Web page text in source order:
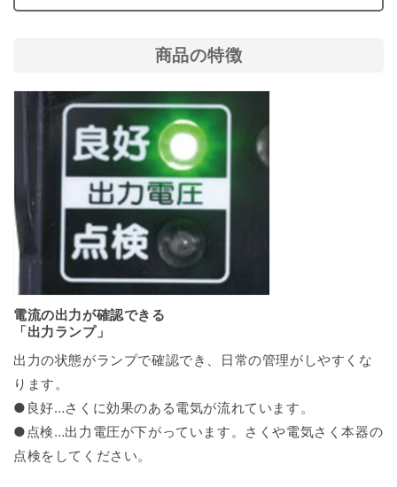
商品の特徴
電流の出力が確認できる
「出力ランプ」
出力の状態がランプで確認でき、日常の管理がしやすくな
ります。
●良好…さくに効果のある電気が流れています。
●点検…出力電圧が下がっています。さくや電気さく本器の
点検をしてください。